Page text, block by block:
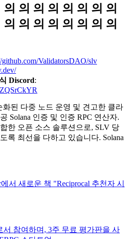
의 의 의 의 의 의 의
의 의 의 의 의 의 의
github.com/ValidatorsDAO/slv
Discord:
화된 다중 노드 운영 및 견고한 클라
Solana 인증 및 인증 RPC 연산자.
한 오픈 소스 솔루션으로, SLV 당
록 최선을 다하고 있습니다. Solana
에서 새로운 책 "Reciprocal 추천자 시
서 참여하며, 3주 무료 평가판을 사